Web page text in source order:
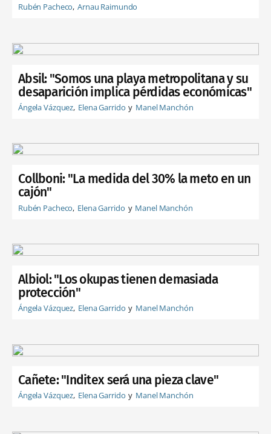
Rubén Pacheco Arnau Raimundo
Absil: "Somos una playa metropolitana y su
desaparición implica pérdidas económicas"
Ángela Vázquez Elena Garrido Manel Manchón
Collboni: "La medida del 30% la meto en un
cajón"
Rubén Pacheco Elena Garrido Manel Manchón
Albiol: "Los okupas tienen demasiada
protección"
Ángela Vázquez Elena Garrido Manel Manchón
Cañete: "Inditex será una pieza clave"
Ángela Vázquez Elena Garrido Manel Manchón